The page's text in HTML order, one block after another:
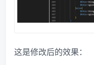
这是修改后的效果：